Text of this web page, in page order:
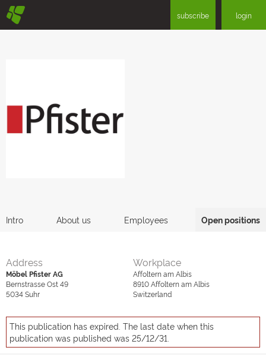
§ subscribe login
Intro About us Employees Open positions
Address
Möbel Pfister AG
Bernstrasse Ost 49
5034Suhr
Workplace
Affoltern am Albis
8910Affoltern am Albis
Switzerland
This publication has expired. The last date when this
publication was published was 25/12/31.